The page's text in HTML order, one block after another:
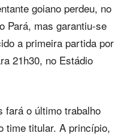
goiano perdeu, no
Pará, mas garantiu-se
a primeira partida por
21h30, no Estádio
fará o último trabalho
time titular. A princípio,